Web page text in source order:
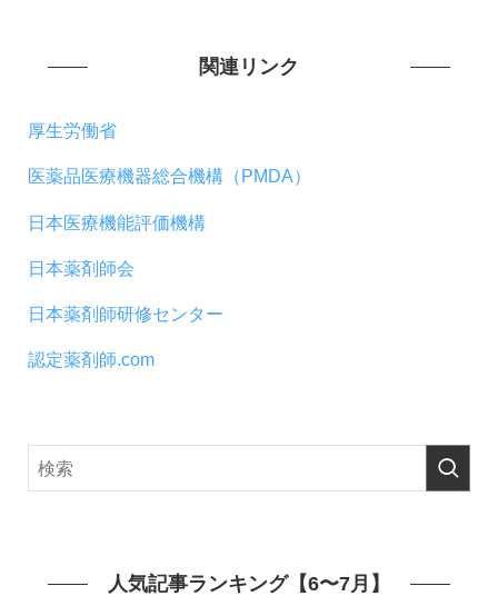
関連リンク
厚生労働省
医薬品医療機器総合機構（PMDA）
日本医療機能評価機構
日本薬剤師会
日本薬剤師研修センター
認定薬剤師.com
人気記事ランキング【6〜7月】